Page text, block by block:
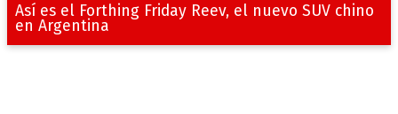
Así es el Forthing Friday Reev, el nuevo SUV chino
en Argentina